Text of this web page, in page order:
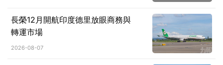
長榮12月開航印度德里放眼商務與
轉運市場
2026-08-07